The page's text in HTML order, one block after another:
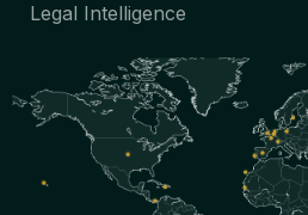
Legal Intelligence